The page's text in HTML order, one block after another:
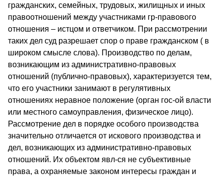
гражданских, семейных, трудовых, жилищных и иных
правоотношений между участниками гр-правового
отношения – истцом и ответчиком. При рассмотрении
таких дел суд разрешает спор о праве гражданском ( в
широком смысле слова). Производство по делам,
возникающим из административно-правовых
отношений (публично-правовых), характеризуется тем,
что его участники занимают в регулятивных
отношениях неравное положение (орган гос-ой власти
или местного самоуправления, физическое лицо).
Рассмотрение дел в порядке особого производства
значительно отличается от искового производства и
дел, возникающих из административно-правовых
отношений. Их объектом явл-ся не субъективные
права, а охраняемые законом интересы граждан и